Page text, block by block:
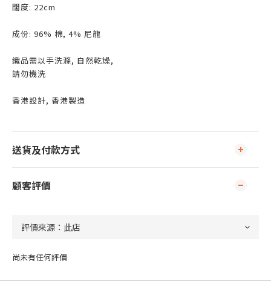
闊度: 22cm
成份: 96% 棉, 4% 尼龍
織品需以手洗滌, 自然乾燥,
請勿機洗
香港設計, 香港製造
送貨及付款方式
顧客評價
尚未有任何評價